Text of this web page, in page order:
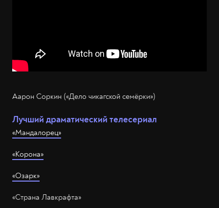
Аарон Соркин («Дело чикагской семёрки»)
Лучший драматический телесериал
«Мандалорец»
«Корона»
«Озарк»
«Страна Лавкрафта»